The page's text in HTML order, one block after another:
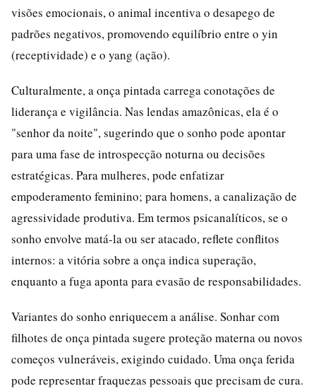
visões emocionais, o animal incentiva o desapego de
padrões negativos, promovendo equilíbrio entre o yin
(receptividade) e o yang (ação).
Culturalmente, a onça pintada carrega conotações de
liderança e vigilância. Nas lendas amazônicas, ela é o
"senhor da noite", sugerindo que o sonho pode apontar
para uma fase de introspecção noturna ou decisões
estratégicas. Para mulheres, pode enfatizar
empoderamento feminino; para homens, a canalização de
agressividade produtiva. Em termos psicanalíticos, se o
sonho envolve matá-la ou ser atacado, reflete conflitos
internos: a vitória sobre a onça indica superação,
enquanto a fuga aponta para evasão de responsabilidades.
Variantes do sonho enriquecem a análise. Sonhar com
filhotes de onça pintada sugere proteção materna ou novos
começos vulneráveis, exigindo cuidado. Uma onça ferida
pode representar fraquezas pessoais que precisam de cura.